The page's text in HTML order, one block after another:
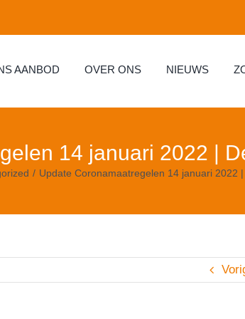
AANBOD OVER ONS NIEUWS
14 januari 2022 |
Update Coronamaatregelen 14 januari 2022